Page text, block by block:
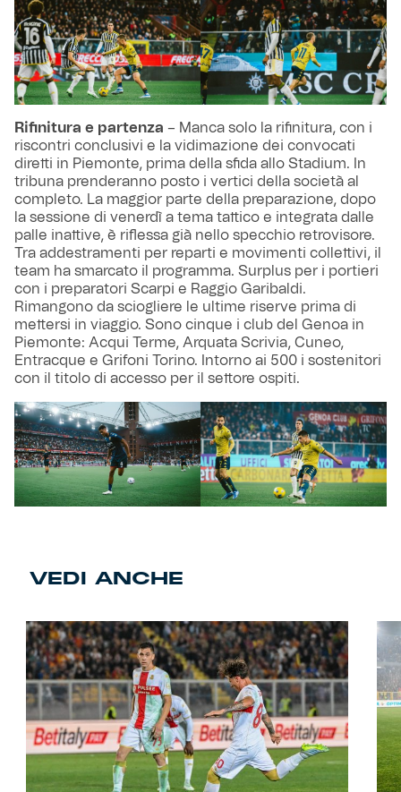
Rifinitura e partenza – Manca solo la rifinitura, con i
riscontri conclusivi e la vidimazione dei convocati
diretti in Piemonte, prima della sfida allo Stadium. In
tribuna prenderanno posto i vertici della società al
completo. La maggior parte della preparazione, dopo
la sessione di venerdì a tema tattico e integrata dalle
palle inattive, è riflessa già nello specchio retrovisore.
Tra addestramenti per reparti e movimenti collettivi, il
team ha smarcato il programma. Surplus per i portieri
con i preparatori Scarpi e Raggio Garibaldi.
Rimangono da sciogliere le ultime riserve prima di
mettersi in viaggio. Sono cinque i club del Genoa in
Piemonte: Acqui Terme, Arquata Scrivia, Cuneo,
Entracque e Grifoni Torino. Intorno ai 500 i sostenitori
con il titolo di accesso per il settore ospiti.
VEDI ANCHE